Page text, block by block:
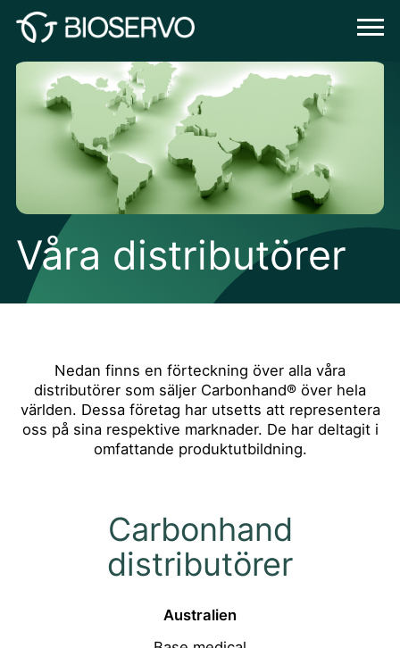
Våra distributörer
Nedan finns en förteckning över alla våra
distributörer som säljer Carbonhand® över hela
världen. Dessa företag har utsetts att representera
oss på sina respektive marknader. De har deltagit i
omfattande produktutbildning.
Carbonhand
distributörer
Australien